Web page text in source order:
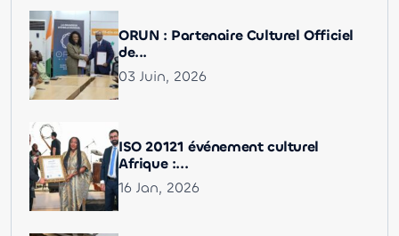
ORUN : Partenaire Culturel Officiel
de...
03 Juin, 2026
ISO 20121 événement culturel
Afrique :...
16 Jan, 2026